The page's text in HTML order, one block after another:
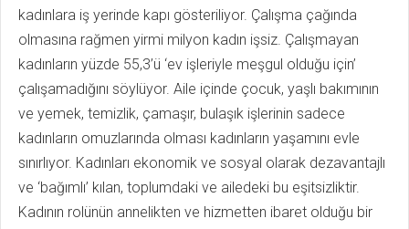
kadınlara iş yerinde kapı gösteri­liyor. Çalışma çağında
olmasına rağmen yirmi milyon kadın işsiz. Çalışmayan
kadınların yüzde 55,3’ü ‘ev işleriyle meşgul olduğu için’
çalışamadığını söylüyor. Aile içinde çocuk, yaşlı bakımının
ve yemek, temizlik, çamaşır, bulaşık işlerinin sadece
kadınların omuzlarında olması kadınların yaşamını evle
sınırlıyor. Kadınları ekonomik ve sosyal olarak dezavantajlı
ve ‘bağımlı’ kılan, toplumdaki ve ailedeki bu eşitsizliktir.
Kadının rolünün annelikten ve hizmetten ibaret olduğu bir